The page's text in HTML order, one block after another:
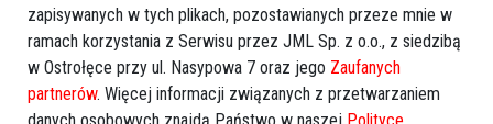
zapisywanych w tych plikach, pozostawianych przeze mnie w
ramach korzystania z Serwisu przez JML Sp. z o.o., z siedzibą
w Ostrołęce przy ul. Nasypowa 7 oraz jego Zaufanych
partnerów. Więcej informacji związanych z przetwarzaniem